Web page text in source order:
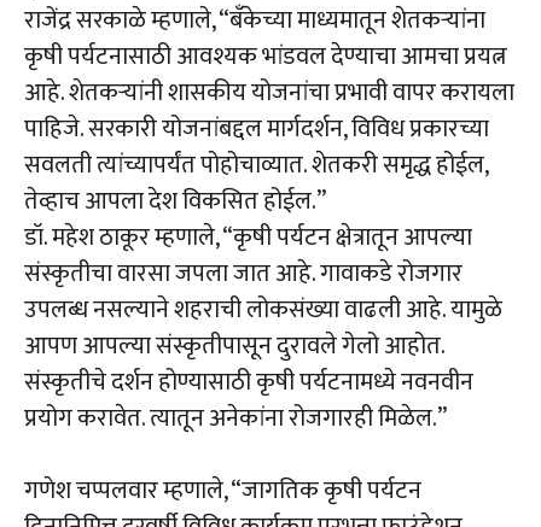
राजेंद्र सरकाळे म्हणाले, “बँकेच्या माध्यमातून शेतकऱ्यांना
कृषी पर्यटनासाठी आवश्यक भांडवल देण्याचा आमचा प्रयत्न
आहे. शेतकऱ्यांनी शासकीय योजनांचा प्रभावी वापर करायला
पाहिजे. सरकारी योजनांबद्दल मार्गदर्शन, विविध प्रकारच्या
सवलती त्यांच्यापर्यंत पोहोचाव्यात. शेतकरी समृद्ध होईल,
तेव्हाच आपला देश विकसित होईल.”
डॉ. महेश ठाकूर म्हणाले, “कृषी पर्यटन क्षेत्रातून आपल्या
संस्कृतीचा वारसा जपला जात आहे. गावाकडे रोजगार
उपलब्ध नसल्याने शहराची लोकसंख्या वाढली आहे. यामुळे
आपण आपल्या संस्कृतीपासून दुरावले गेलो आहोत.
संस्कृतीचे दर्शन होण्यासाठी कृषी पर्यटनामध्ये नवनवीन
प्रयोग करावेत. त्यातून अनेकांना रोजगारही मिळेल.”
गणेश चप्पलवार म्हणाले, “जागतिक कृषी पर्यटन